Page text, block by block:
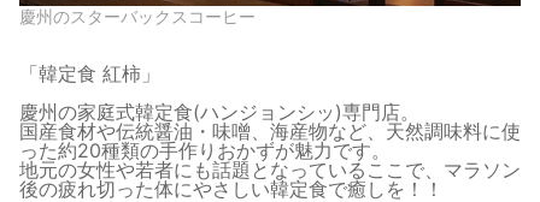
慶州のスターバックスコーヒー
「韓定食 紅柿」
慶州の家庭式韓定食(ハンジョンシッ)専門店。
国産食材や伝統醤油・味噌、海産物など、天然調味料に使
った約20種類の手作りおかずが魅力です。
地元の女性や若者にも話題となっているここで、マラソン
後の疲れ切った体にやさしい韓定食で癒しを！！